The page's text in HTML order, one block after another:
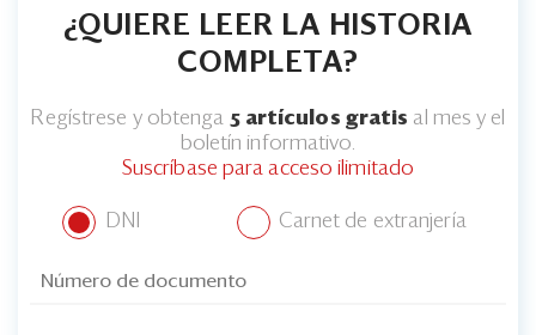
¿QUIERE LEER LA HISTORIA
COMPLETA?
Regístrese y obtenga 5 artículos gratis al mes y el
boletín informativo.
Suscríbase para acceso ilimitado
DNI Carnet de extranjería